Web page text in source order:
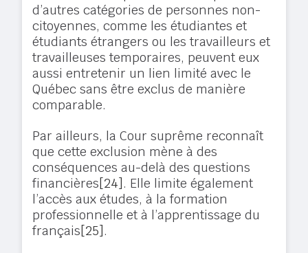
d’autres catégories de personnes non-
citoyennes, comme les étudiantes et
étudiants étrangers ou les travailleurs et
travailleuses temporaires, peuvent eux
aussi entretenir un lien limité avec le
Québec sans être exclus de manière
comparable.
Par ailleurs, la Cour suprême reconnaît
que cette exclusion mène à des
conséquences au-delà des questions
financières[24]. Elle limite également
l’accès aux études, à la formation
professionnelle et à l’apprentissage du
français[25].